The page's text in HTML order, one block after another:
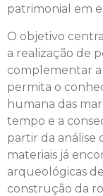
patrimonial em
O objetivo
a realização de
complementar a
permita o
humana das
tempo e a
partir da análise
materiais já
arqueológicas
construção da